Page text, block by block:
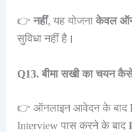
👉 नहीं, यह योजना केवल
सुविधा नहीं है।
Q13. बीमा सखी का चयन कैसे
👉 ऑनलाइन आवेदन के बाद
Interview पास करने के बाद